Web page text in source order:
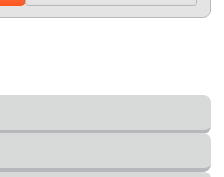
лекарственные
при оказании скорой